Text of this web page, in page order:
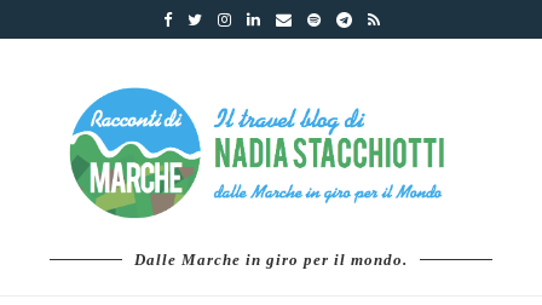
Dalle Marche in giro per il mondo.